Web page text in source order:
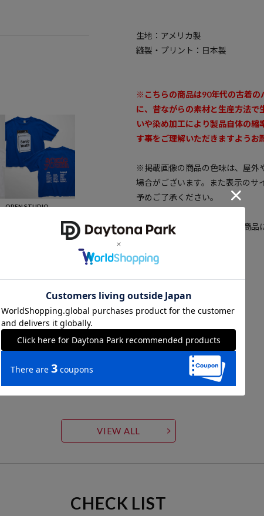
OPEN STUDIO
NG MACHINE クルーネ
ック バンドTシャツ
OPEN STUDIO
ドTシャツ
15,400 円
生地：アメリカ製
縫製・プリント：日本製
※こちらの商品は90年代の古着の
に、昔ながらの素材と生産方法で
いや染め加工により製品自体の縮
す事をご理解いただきますようお
※掲載画像の商品の色味は、屋外
場合がございます。また表示のサ
予めご了承ください。
※着用、お取り扱いの際は、商品
ブランド説明
VIEW ALL
CHECK LIST